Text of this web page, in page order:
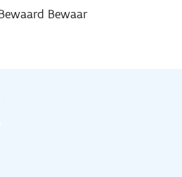
Bewaar